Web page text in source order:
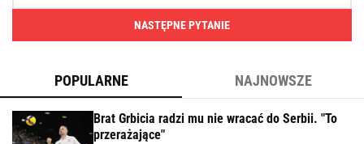
NASTĘPNE PYTANIE
POPULARNE NAJNOWSZE
Brat Grbicia radzi mu nie wracać do Serbii. "To
przerażające"